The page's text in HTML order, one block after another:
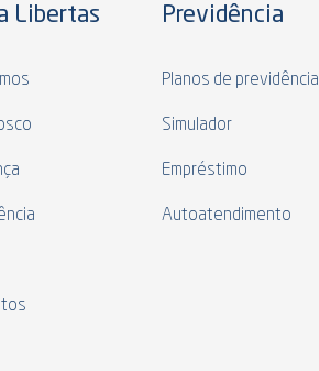
Libertas Previdência
Planos de previdência
Simulador
Empréstimo
Autoatendimento